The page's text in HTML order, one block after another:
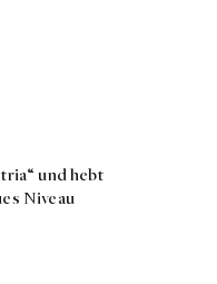
und hebt
Niveau